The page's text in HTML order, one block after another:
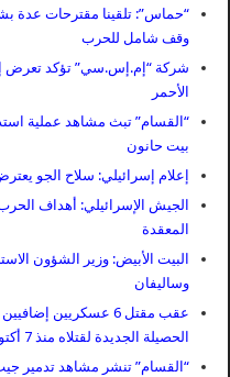
“حماس”: تلقينا مقترحات عدة
وقف شامل للحرب
شركة “إم.إس.سي” تؤكد تعرض
الأحمر
“القسام” تبث مشاهد عملية
بيت حانون
إعلام إسرائيلي: سلاح الجو
الجيش الإسرائيلي: أهداف
المعقدة
البيت الأبيض: وزير الشؤون
وساليفان
عقب مقتل 6 عسكريين
الحصيلة الجديدة لقتلاه منذ 7 أكتوبر
“القسام” تنشر مشاهد تدمير